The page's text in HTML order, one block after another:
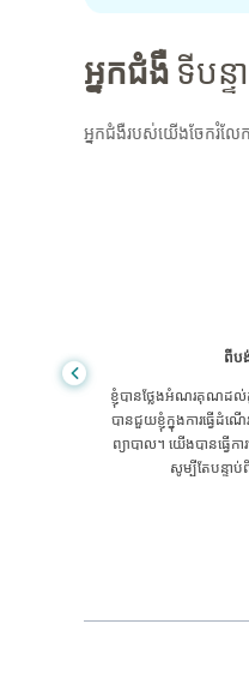
អ្នកជំងឺ ទីបន្
អ្នកជំងឺរបស់យើងចែករំល
ពីប
ខ្ញុំបានថ្លែងអំណរគុណដល់
បានជួយខ្ញុំក្នុងការធ្វើដំ
ព្យាបាល។ យើងបានធ្វើក
សូម្បីតែបន្ទា